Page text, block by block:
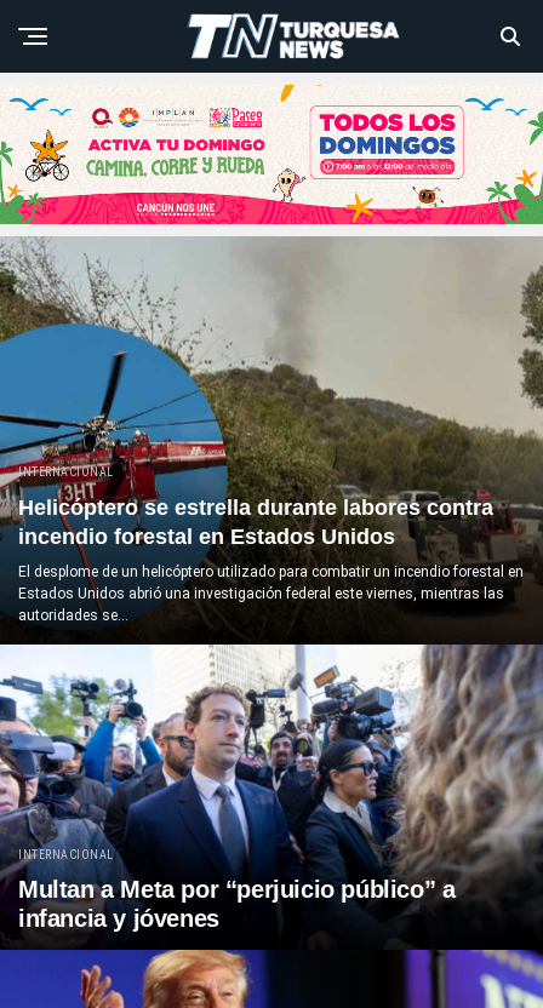
INTERNACIONAL
Helicóptero se estrella durante labores contra
incendio forestal en Estados Unidos
El desplome de un helicóptero utilizado para combatir un incendio forestal en
Estados Unidos abrió una investigación federal este viernes, mientras las
autoridades se...
INTERNACIONAL
Multan a Meta por “perjuicio público” a
infancia y jóvenes